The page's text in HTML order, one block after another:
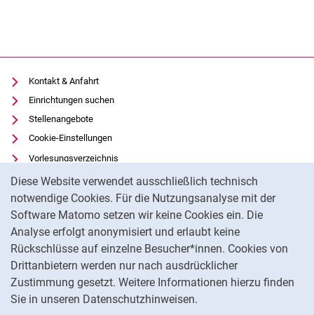
Diese Website verwendet ausschließlich technisch
notwendige Cookies. Für die Nutzungsanalyse mit der
Software Matomo setzen wir keine Cookies ein. Die
Analyse erfolgt anonymisiert und erlaubt keine
Rückschlüsse auf einzelne Besucher*innen. Cookies von
Drittanbietern werden nur nach ausdrücklicher
Zustimmung gesetzt. Weitere Informationen hierzu finden
Sie in unseren Datenschutzhinweisen.
Kontakt & Anfahrt
Einrichtungen suchen
Stellenangebote
Cookie-Einstellungen
Vorlesungsverzeichnis
Uni-Bibliothek
Moodle
Panopto
Datenschutz
Barrierefreiheit